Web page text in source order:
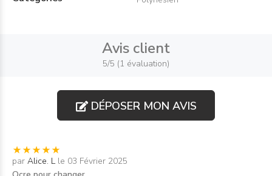
Avis client
5/5 (1 évaluation)
DÉPOSER MON AVIS
par Alice. L le 03 Février 2025